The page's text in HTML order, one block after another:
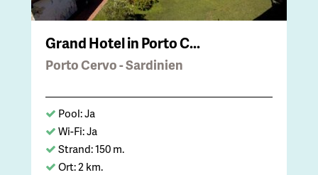
Grand Hotel in Porto C...
Porto Cervo - Sardinien
Pool: Ja
Wi-Fi: Ja
Strand: 150 m.
Ort: 2 km.